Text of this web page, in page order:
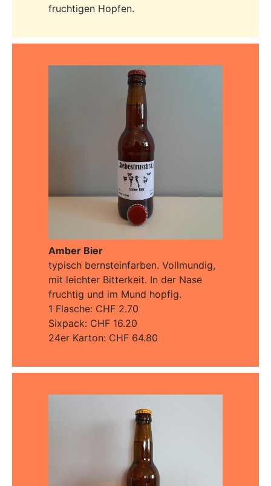
fruchtigen Hopfen.
Amber Bier
typisch bernsteinfarben. Vollmundig,
mit leichter Bitterkeit. In der Nase
fruchtig und im Mund hopfig.
1 Flasche: CHF 2.70
Sixpack: CHF 16.20
24er Karton: CHF 64.80